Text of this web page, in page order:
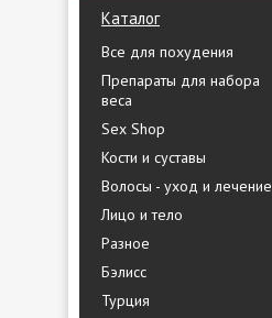
Каталог
Все для похудения
Препараты для набора
веса
Sex Shop
Кости и суставы
Волосы - уход и лечение
Лицо и тело
Разное
Бэлисс
Турция